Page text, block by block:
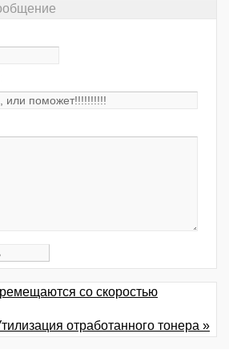
со скоростью
отработанного тонера »